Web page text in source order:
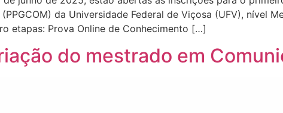
da Universidade Federal de Viçosa (UFV), nível
etapas: Prova Online de Conhecimento […]
do mestrado em